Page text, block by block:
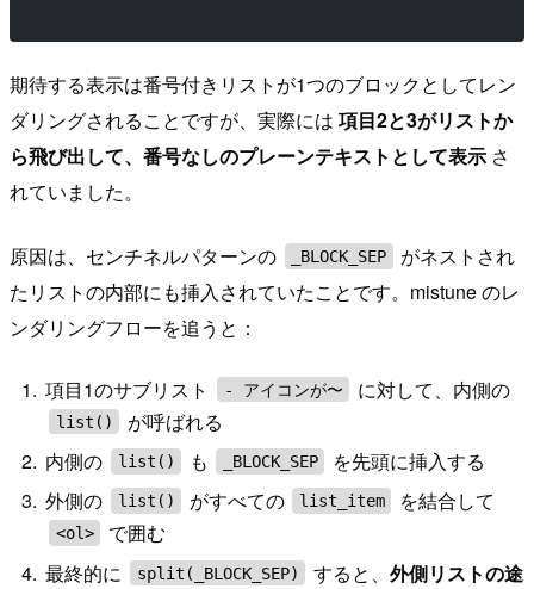
期待する表示は番号付きリストが1つのブロックとしてレン
ダリングされることですが、実際には 項目2と3がリストか
ら飛び出して、番号なしのプレーンテキストとして表示 さ
れていました。
原因は、センチネルパターンの _BLOCK_SEP
がネストされ
たリストの内部にも挿入されていたことです。mistune のレ
ンダリングフローを追うと：
項目1のサブリスト - アイコンが〜 に対して、内側の
list()
が呼ばれる
内側の
list() も _BLOCK_SEP
を先頭に挿入する
外側の
list() がすべての list_item を結合して
<ol>
で囲む
最終的に
split(_BLOCK_SEP) すると、 外側リストの途